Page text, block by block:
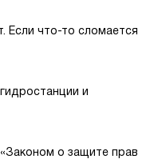
Если что-то сломается
и
о защите прав